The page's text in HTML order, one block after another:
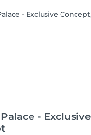
- Exclusive